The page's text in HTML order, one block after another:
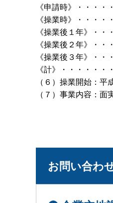
《申請時》・・・・
《操業時》・・・・
《操業後１年》・・
《操業後２年》・・
《操業後３年》・・
《計》・・・・・・
（６）操業開始：平
（７）事業内容：
お問い合わ